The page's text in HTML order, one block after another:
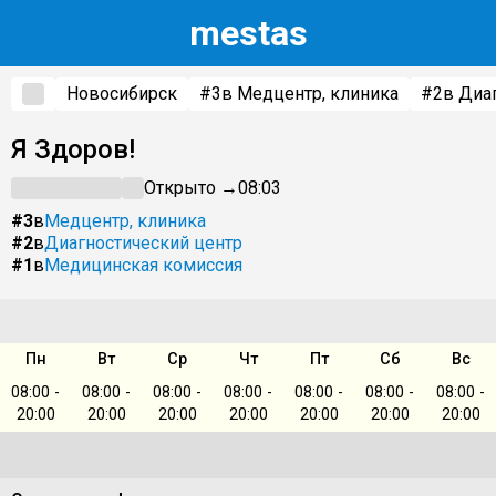
mestas
Новосибирск #3в Медцентр, клиника #2в
Я Здоров!
Открыто →08:03
#3вМедцентр, клиника
#2вДиагностический центр
#1вМедицинская комиссия
Пн Вт Ср Чт Пт Сб
Вс
08:00 -
20:00
08:00 -
20:00
08:00 -
20:00
08:00 -
20:00
08:00 -
20:00
08:00 -
20:00
08:00 -
20:00